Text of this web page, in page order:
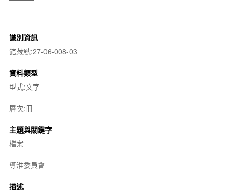
識別資訊
館藏號:27-06-008-03
資料類型
型式:文字
層次:冊
主題與關鍵字
檔案
導淮委員會
描述